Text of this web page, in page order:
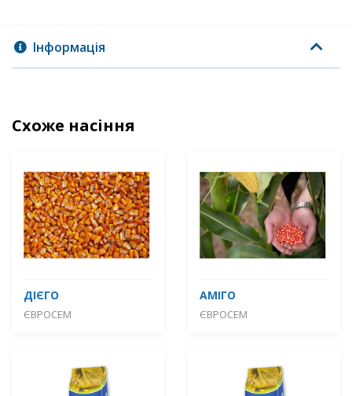
Інформація
Схоже насіння
ДІЄГО
ЄВРОСЕМ
АМІГО
ЄВРОСЕМ